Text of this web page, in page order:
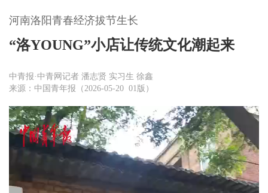
河南洛阳青春经济拔节生长
“洛YOUNG”小店让传统文化潮起来
中青报·中青网记者 潘志贤 实习生 徐鑫
来源：中国青年报（2026-05-20 01版）